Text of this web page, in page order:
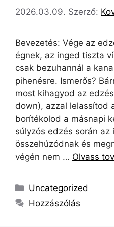
2026.03.09. Szerző:
Bevezetés: Vége az
égnek, az inged tiszta
csak bezuhannál a
pihenésre. Ismerős?
most kihagyod az
down), azzal lelassítod
borítékolod a másnapi
súlyzós edzés során az
összehúzódnak és
végén nem … Olvass
Uncategorized
Hozzászólás